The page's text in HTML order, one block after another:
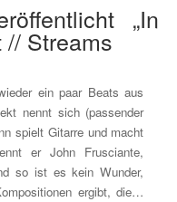
„In
// Streams
ein paar Beats aus
nennt sich (passender
spielt Gitarre und macht
er John Frusciante,
so ist es kein Wunder,
ergibt, die…